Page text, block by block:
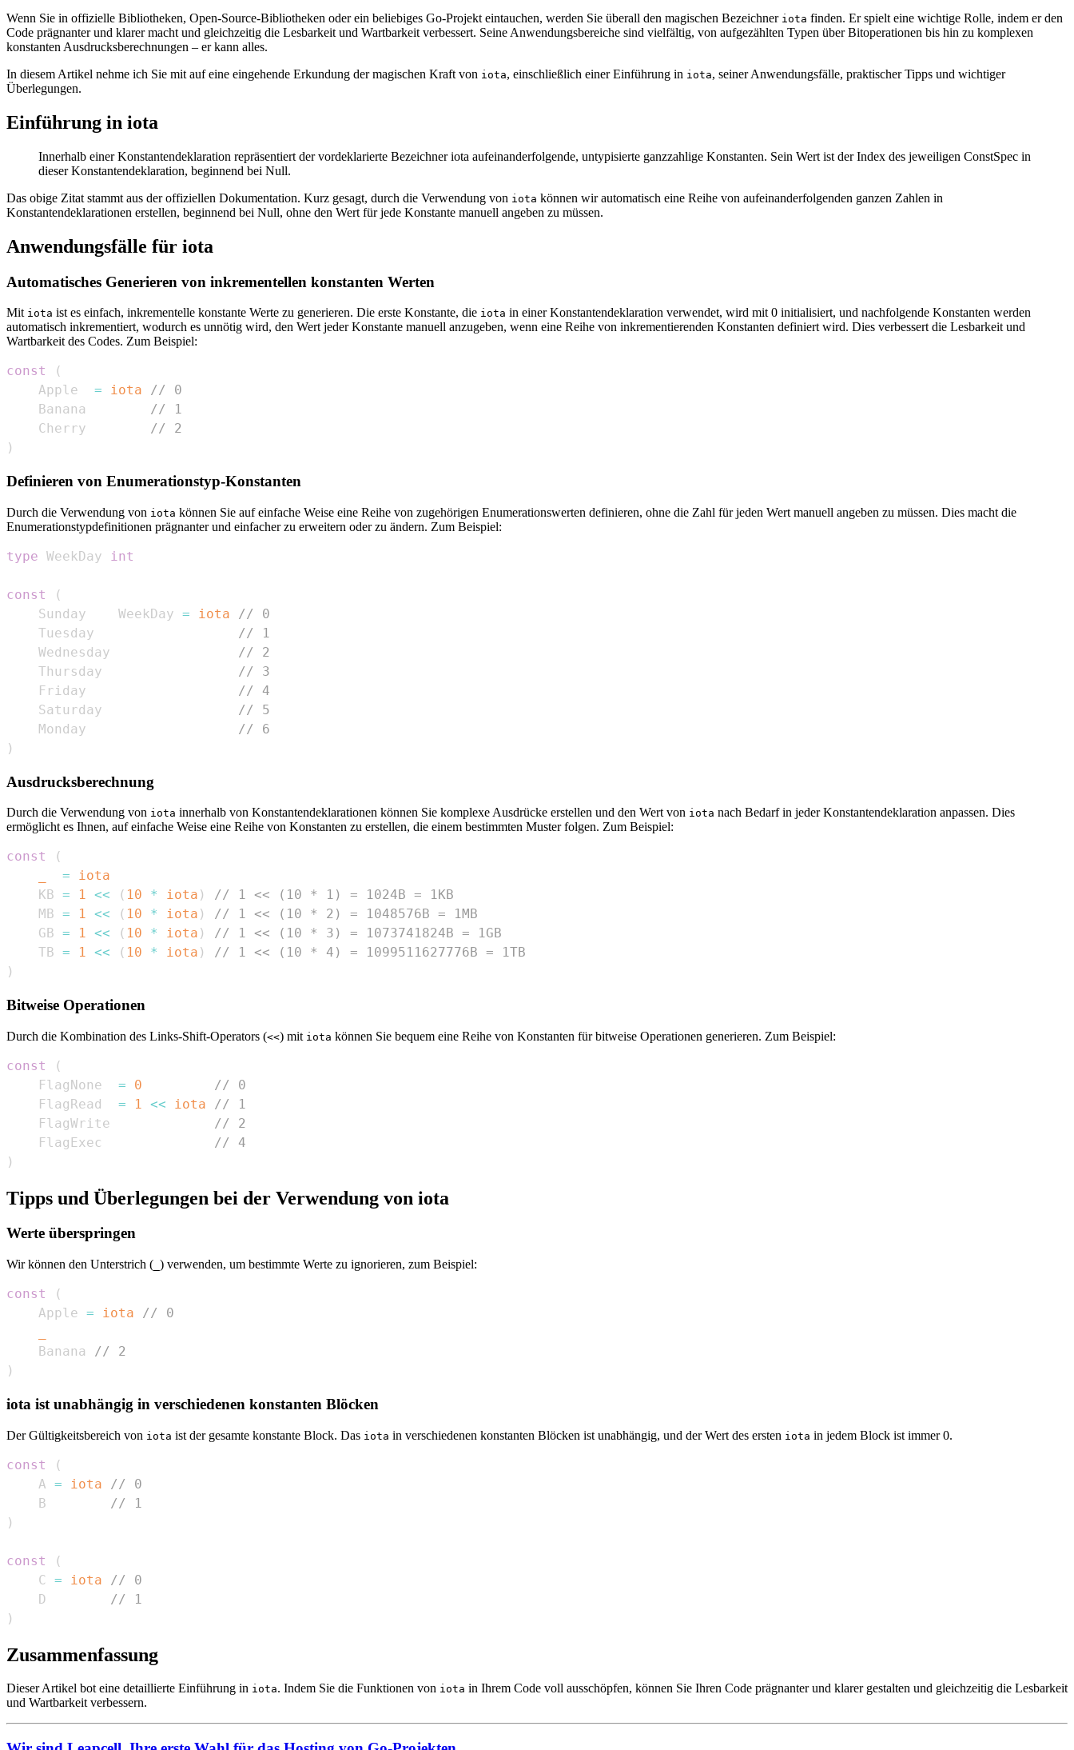
Wenn Sie in offizielle Bibliotheken, Open-Source-Bibliotheken oder ein beliebiges Go-Projekt eintauchen, werden Sie überall den magischen Bezeichner iota finden. Er spielt eine wichtige Rolle, indem er den
Code prägnanter und klarer macht und gleichzeitig die Lesbarkeit und Wartbarkeit verbessert. Seine Anwendungsbereiche sind vielfältig, von aufgezählten Typen über Bitoperationen bis hin zu komplexen
konstanten Ausdrucksberechnungen – er kann alles.
In diesem Artikel nehme ich Sie mit auf eine eingehende Erkundung der magischen Kraft von iota, einschließlich einer Einführung in iota, seiner Anwendungsfälle, praktischer Tipps und wichtiger
Überlegungen.
Einführung in iota
Innerhalb einer Konstantendeklaration repräsentiert der vordeklarierte Bezeichner iota aufeinanderfolgende, untypisierte ganzzahlige Konstanten. Sein Wert ist der Index des jeweiligen ConstSpec in
dieser Konstantendeklaration, beginnend bei Null.
Das obige Zitat stammt aus der offiziellen Dokumentation. Kurz gesagt, durch die Verwendung von iota können wir automatisch eine Reihe von aufeinanderfolgenden ganzen Zahlen in
Konstantendeklarationen erstellen, beginnend bei Null, ohne den Wert für jede Konstante manuell angeben zu müssen.
Anwendungsfälle für iota
Automatisches Generieren von inkrementellen konstanten Werten
Mit iota ist es einfach, inkrementelle konstante Werte zu generieren. Die erste Konstante, die iota in einer Konstantendeklaration verwendet, wird mit 0 initialisiert, und nachfolgende Konstanten werden
automatisch inkrementiert, wodurch es unnötig wird, den Wert jeder Konstante manuell anzugeben, wenn eine Reihe von inkrementierenden Konstanten definiert wird. Dies verbessert die Lesbarkeit und
Wartbarkeit des Codes. Zum Beispiel:
const
(
    Apple
= iota
// 0
    Banana
// 1
    Cherry
// 2
)
Definieren von Enumerationstyp-Konstanten
Durch die Verwendung von iota können Sie auf einfache Weise eine Reihe von zugehörigen Enumerationswerten definieren, ohne die Zahl für jeden Wert manuell angeben zu müssen. Dies macht die
Enumerationstypdefinitionen prägnanter und einfacher zu erweitern oder zu ändern. Zum Beispiel:
type WeekDay int
const
(
    Sunday    WeekDay
= iota
// 0
    Tuesday
// 1
    Wednesday
// 2
    Thursday
// 3
    Friday
// 4
    Saturday
// 5
    Monday
// 6
)
Ausdrucksberechnung
Durch die Verwendung von iota innerhalb von Konstantendeklarationen können Sie komplexe Ausdrücke erstellen und den Wert von iota nach Bedarf in jeder Konstantendeklaration anpassen. Dies
ermöglicht es Ihnen, auf einfache Weise eine Reihe von Konstanten zu erstellen, die einem bestimmten Muster folgen. Zum Beispiel:
const
(
=
iota
    KB
= 1 << ( 10 * iota )
// 1 << (10 * 1) = 1024B = 1KB
    MB
= 1 << ( 10 * iota )
// 1 << (10 * 2) = 1048576B = 1MB
    GB
= 1 << ( 10 * iota )
// 1 << (10 * 3) = 1073741824B = 1GB
    TB
= 1 << ( 10 * iota )
// 1 << (10 * 4) = 1099511627776B = 1TB
)
Bitweise Operationen
Durch die Kombination des Links-Shift-Operators (<<) mit iota können Sie bequem eine Reihe von Konstanten für bitweise Operationen generieren. Zum Beispiel:
const
(
    FlagNone
= 0
// 0
    FlagRead
= 1 << iota
// 1
    FlagWrite
// 2
    FlagExec
// 4
)
Tipps und Überlegungen bei der Verwendung von iota
Werte überspringen
Wir können den Unterstrich ( ) verwenden, um bestimmte Werte zu ignorieren, zum Beispiel:
const
(
    Apple
= iota
// 0
    Banana
// 2
)
iota ist unabhängig in verschiedenen konstanten Blöcken
Der Gültigkeitsbereich von iota ist der gesamte konstante Block. Das iota in verschiedenen konstanten Blöcken ist unabhängig, und der Wert des ersten iota in jedem Block ist immer 0.
const
(
    A
= iota
// 0
    B
// 1
)
const
(
    C
= iota
// 0
    D
// 1
)
Zusammenfassung
Dieser Artikel bot eine detaillierte Einführung in iota. Indem Sie die Funktionen von iota in Ihrem Code voll ausschöpfen, können Sie Ihren Code prägnanter und klarer gestalten und gleichzeitig die Lesbarkeit
und Wartbarkeit verbessern.